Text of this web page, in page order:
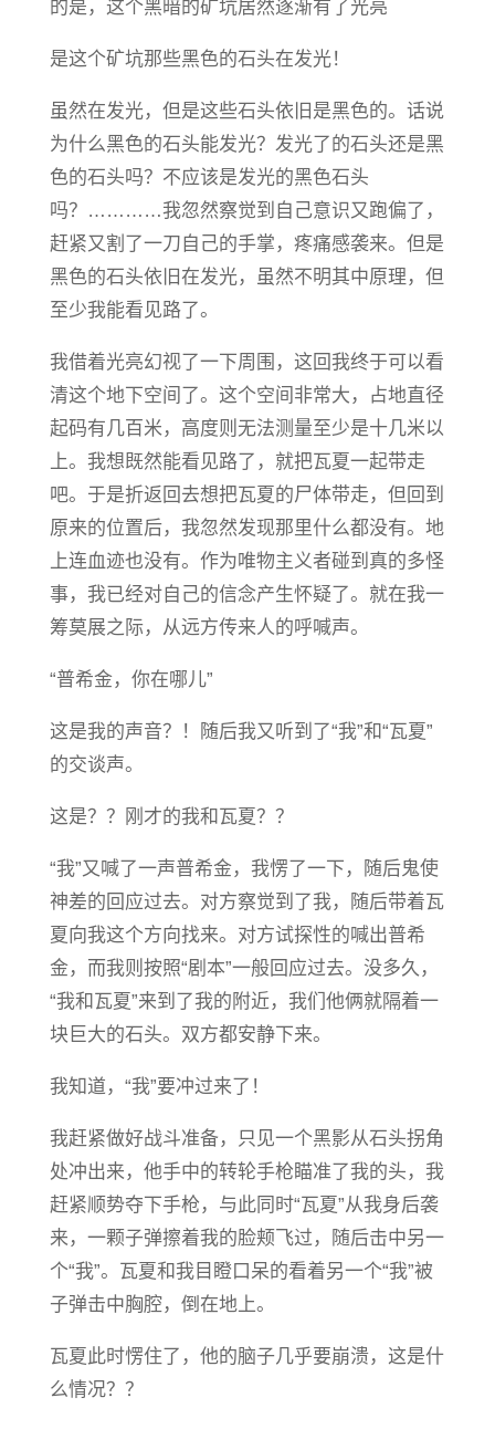
的是，这个黑暗的矿坑居然逐渐有了光亮
是这个矿坑那些黑色的石头在发光！
虽然在发光，但是这些石头依旧是黑色的。话说
为什么黑色的石头能发光？发光了的石头还是黑
色的石头吗？不应该是发光的黑色石头
吗？…………我忽然察觉到自己意识又跑偏了，
赶紧又割了一刀自己的手掌，疼痛感袭来。但是
黑色的石头依旧在发光，虽然不明其中原理，但
至少我能看见路了。
我借着光亮幻视了一下周围，这回我终于可以看
清这个地下空间了。这个空间非常大，占地直径
起码有几百米，高度则无法测量至少是十几米以
上。我想既然能看见路了，就把瓦夏一起带走
吧。于是折返回去想把瓦夏的尸体带走，但回到
原来的位置后，我忽然发现那里什么都没有。地
上连血迹也没有。作为唯物主义者碰到真的多怪
事，我已经对自己的信念产生怀疑了。就在我一
筹莫展之际，从远方传来人的呼喊声。
“普希金，你在哪儿”
这是我的声音？！随后我又听到了“我”和“瓦夏”
的交谈声。
这是？？刚才的我和瓦夏？？
“我”又喊了一声普希金，我愣了一下，随后鬼使
神差的回应过去。对方察觉到了我，随后带着瓦
夏向我这个方向找来。对方试探性的喊出普希
金，而我则按照“剧本”一般回应过去。没多久，
“我和瓦夏”来到了我的附近，我们他俩就隔着一
块巨大的石头。双方都安静下来。
我知道，“我”要冲过来了！
我赶紧做好战斗准备，只见一个黑影从石头拐角
处冲出来，他手中的转轮手枪瞄准了我的头，我
赶紧顺势夺下手枪，与此同时“瓦夏”从我身后袭
来，一颗子弹擦着我的脸颊飞过，随后击中另一
个“我”。瓦夏和我目瞪口呆的看着另一个“我”被
子弹击中胸腔，倒在地上。
瓦夏此时愣住了，他的脑子几乎要崩溃，这是什
么情况？？